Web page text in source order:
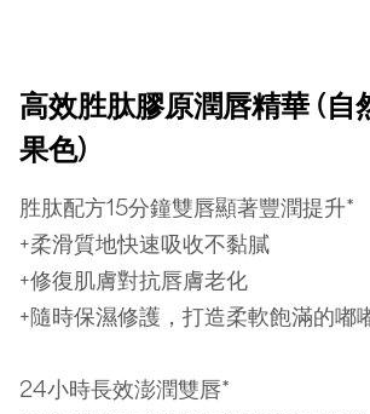
高效胜肽膠原潤唇精華 (
果色)
胜肽配方15分鐘雙唇顯著豐潤提升*
+柔滑質地快速吸收不黏膩
+修復肌膚對抗唇膚老化
+隨時保濕修護，打造柔軟飽滿的嘟
24小時長效澎潤雙唇*